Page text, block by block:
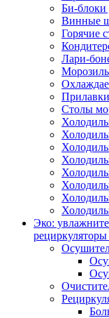
Би-блоки
Винные
Горячие
Лари-
Столы
Эко:
рециркуляторы